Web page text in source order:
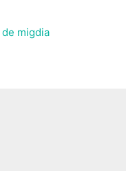
migdia